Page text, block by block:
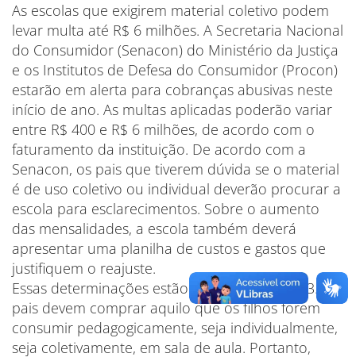
As escolas que exigirem material coletivo podem
levar multa até R$ 6 milhões. A Secretaria Nacional
do Consumidor (Senacon) do Ministério da Justiça
e os Institutos de Defesa do Consumidor (Procon)
estarão em alerta para cobranças abusivas neste
início de ano. As multas aplicadas poderão variar
entre R$ 400 e R$ 6 milhões, de acordo com o
faturamento da instituição. De acordo com a
Senacon, os pais que tiverem dúvida se o material
é de uso coletivo ou individual deverão procurar a
escola para esclarecimentos. Sobre o aumento
das mensalidades, a escola também deverá
apresentar uma planilha de custos e gastos que
justifiquem o reajuste.
Essas determinações estão na Lei 12.886/2013. Os
pais devem comprar aquilo que os filhos forem
consumir pedagogicamente, seja individualmente,
seja coletivamente, em sala de aula. Portanto,